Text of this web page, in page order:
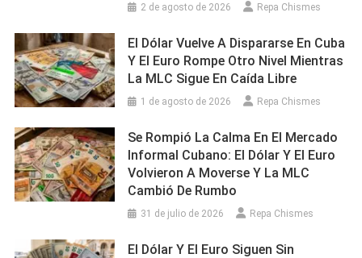
2 de agosto de 2026 Repa Chismes
El Dólar Vuelve A Dispararse En Cuba
Y El Euro Rompe Otro Nivel Mientras
La MLC Sigue En Caída Libre
1 de agosto de 2026 Repa Chismes
Se Rompió La Calma En El Mercado
Informal Cubano: El Dólar Y El Euro
Volvieron A Moverse Y La MLC
Cambió De Rumbo
31 de julio de 2026 Repa Chismes
El Dólar Y El Euro Siguen Sin